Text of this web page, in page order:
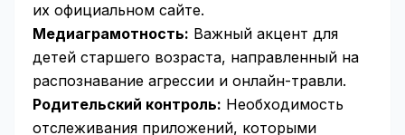
их официальном сайте.
Медиаграмотность: Важный акцент для
детей старшего возраста, направленный на
распознавание агрессии и онлайн-травли.
Родительский контроль: Необходимость
отслеживания приложений, которыми